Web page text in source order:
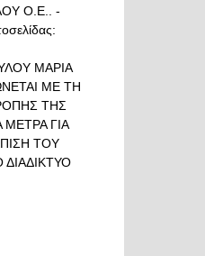
Ο.Ε.. -
ΜΑΡΙΑ
ΜΕ ΤΗ
ΤΗΣ
ΜΕΤΡΑ ΓΙΑ
ΤΟΥ